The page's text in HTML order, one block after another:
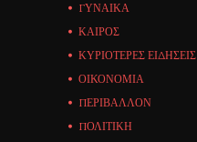
ΓΥΝΑΙΚΑ
ΚΑΙΡΟΣ
ΚΥΡΙΟΤΕΡΕΣ ΕΙΔΗΣΕΙΣ
ΟΙΚΟΝΟΜΙΑ
ΠΕΡΙΒΑΛΛΟΝ
ΠΟΛΙΤΙΚΗ